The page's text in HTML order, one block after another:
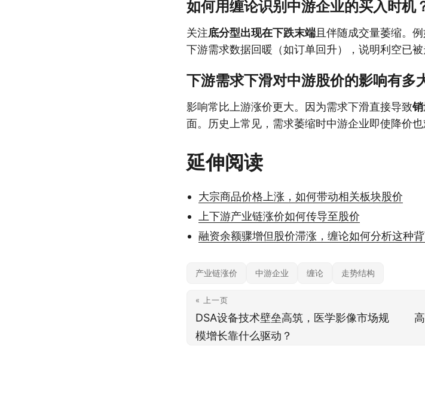
如何用缠论识别中游企业的买入时机
关注底分型出现在下跌末端且伴随成交量萎缩。
下游需求数据回暖（如订单回升），说明利空已被
下游需求下滑对中游股价的影响有多
影响常比上游涨价更大。因为需求下滑直接导致
面。历史上常见，需求萎缩时中游企业即使降价
延伸阅读
大宗商品价格上涨，如何带动相关板块股价
上下游产业链涨价如何传导至股价
融资余额骤增但股价滞涨，缠论如何分析这种
产业链涨价 中游企业 缠论 走势结构
« 上一页
DSA设备技术壁垒高筑，医学影像市场规
模增长靠什么驱动？